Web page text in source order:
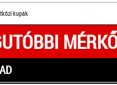
kupák